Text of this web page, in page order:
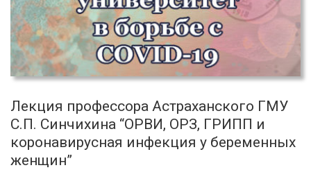
Лекция профессора Астраханского ГМУ
С.П. Синчихина “ОРВИ, ОРЗ, ГРИПП и
коронавирусная инфекция у беременных
женщин”